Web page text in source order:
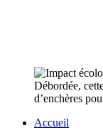
Débordée,
d’enchères
Accueil